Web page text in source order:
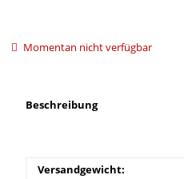
Momentan nicht verfügbar
Beschreibung
Versandgewicht: